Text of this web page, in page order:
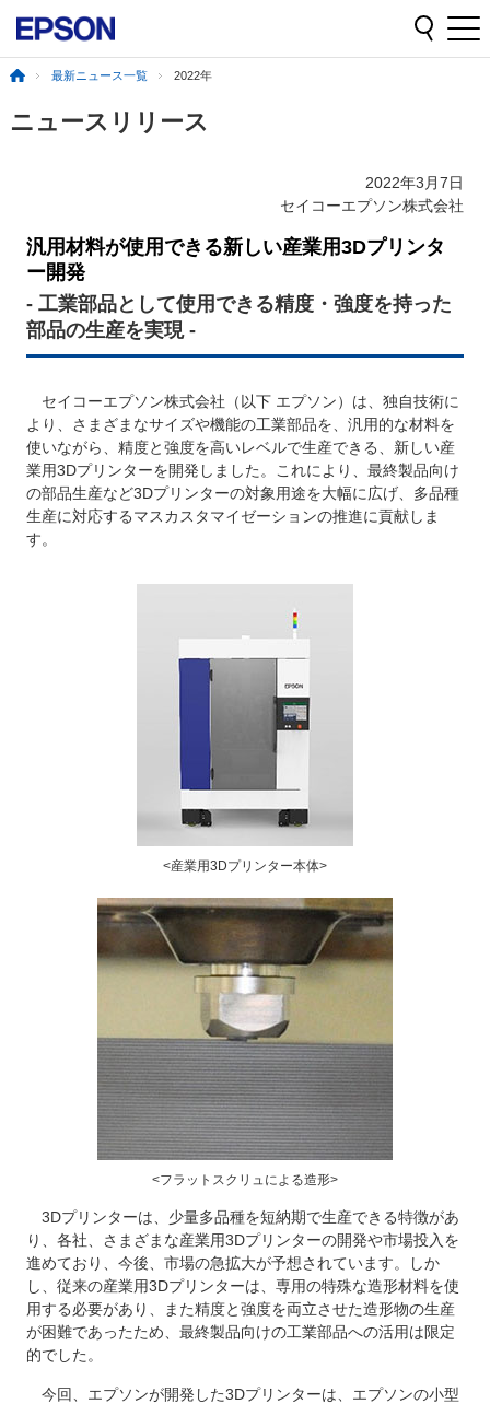
最新ニュース一覧 2022年
ニュースリリース
2022年3月7日
セイコーエプソン株式会社
汎用材料が使用できる新しい産業用3Dプリンタ
ー開発
- 工業部品として使用できる精度・強度を持った
部品の生産を実現 -
セイコーエプソン株式会社（以下 エプソン）は、独自技術に
より、さまざまなサイズや機能の工業部品を、汎用的な材料を
使いながら、精度と強度を高いレベルで生産できる、新しい産
業用3Dプリンターを開発しました。これにより、最終製品向け
の部品生産など3Dプリンターの対象用途を大幅に広げ、多品種
生産に対応するマスカスタマイゼーションの推進に貢献しま
す。
<産業用3Dプリンター本体>
<フラットスクリュによる造形>
3Dプリンターは、少量多品種を短納期で生産できる特徴があ
り、各社、さまざまな産業用3Dプリンターの開発や市場投入を
進めており、今後、市場の急拡大が予想されています。しか
し、従来の産業用3Dプリンターは、専用の特殊な造形材料を使
用する必要があり、また精度と強度を両立させた造形物の生産
が困難であったため、最終製品向けの工業部品への活用は限定
的でした。
今回、エプソンが開発した3Dプリンターは、エプソンの小型